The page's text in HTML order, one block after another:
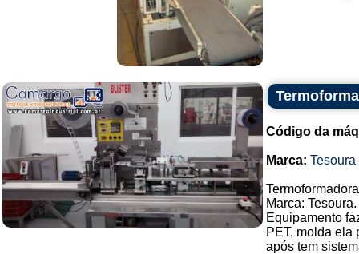
Código da
Marca: Tesoura
Marca: Tesoura.
Equipamento
PET, molda ela
após tem